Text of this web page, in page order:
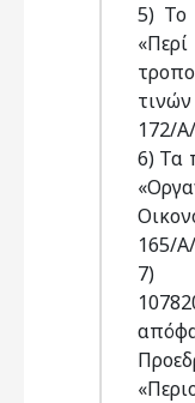
5) Το
«Περί
172/
6) Τα
165/
7)